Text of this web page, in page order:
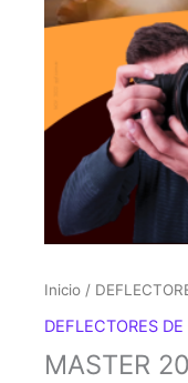
Inicio /
DEFLECTORES
MASTER